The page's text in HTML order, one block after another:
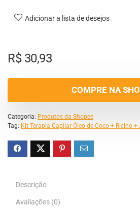
Adicionar a lista de desejos
R$30,93
COMPRE NA
Categoria: Produtos da Shopee
Tag: Kit Terapia Capilar Óleo de Coco + Rícino
Descrição
Avaliações (0)